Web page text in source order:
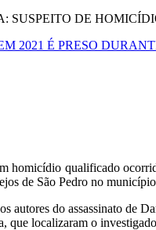
SUSPEITO DE
2021 É PRESO
homicídio qualificado
de São Pedro no
autores do assassinato de
localizaram o